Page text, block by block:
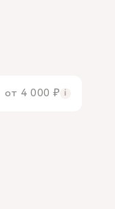
от 4 000 ₽ i